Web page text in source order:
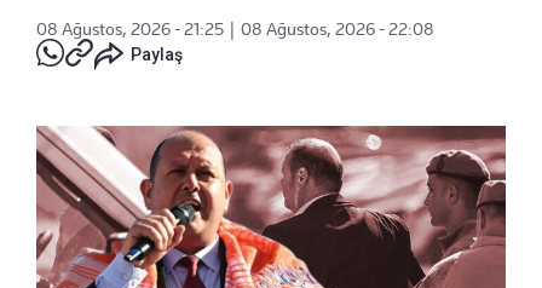
08 Ağustos, 2026 - 21:25
08 Ağustos, 2026 - 22:08
Paylaş